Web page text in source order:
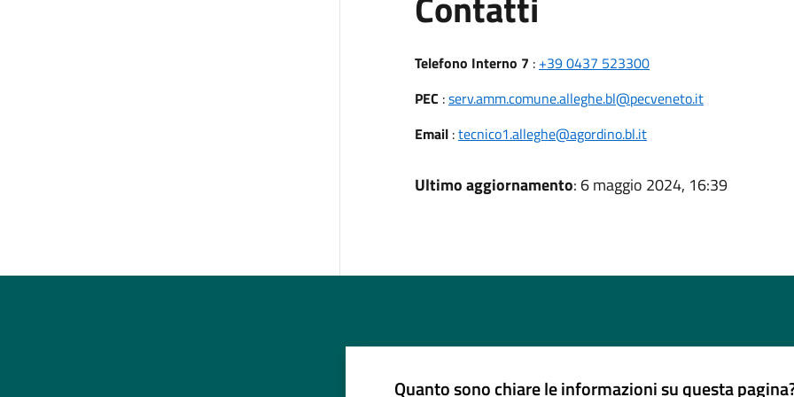
Telefono Interno 7 : +39 0437 523300
PEC :serv.amm.comune.alleghe.bl@pecveneto.it
Email:tecnico1.alleghe@agordino.bl.it
Ultimo aggiornamento: 6 maggio 2024, 16:39
Quanto sono chiare le informazioni su questa